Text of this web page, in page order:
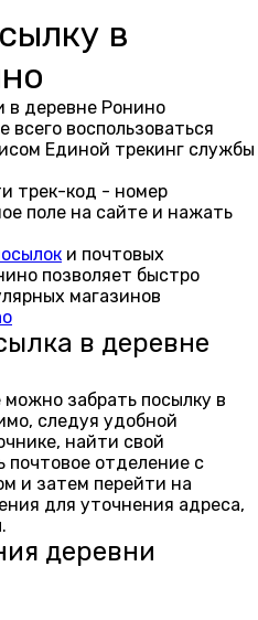
в
в деревне Ронино
всего воспользоваться
Единой трекинг службы
трек-код - номер
поле на сайте и нажать
и почтовых
позволяет быстро
магазинов
в деревне
забрать посылку в
следуя удобной
найти свой
почтовое отделение с
и затем перейти на
для уточнения адреса,
деревни